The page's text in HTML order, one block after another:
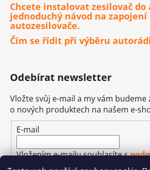
Chcete instalovat zesilovač do
jednoduchý návod na zapojení
autozesilovače.
Čím se řídit při výběru
Odebírat newsletter
Vložte svůj e-mail a my vám
o nových produktech na našem e-
E-mail
Vložením e-mailu souhlasíte s
ochrany osobních údajů